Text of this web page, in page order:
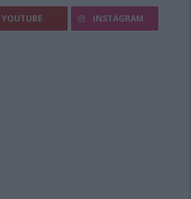
YOUTUBE INSTAGRAM